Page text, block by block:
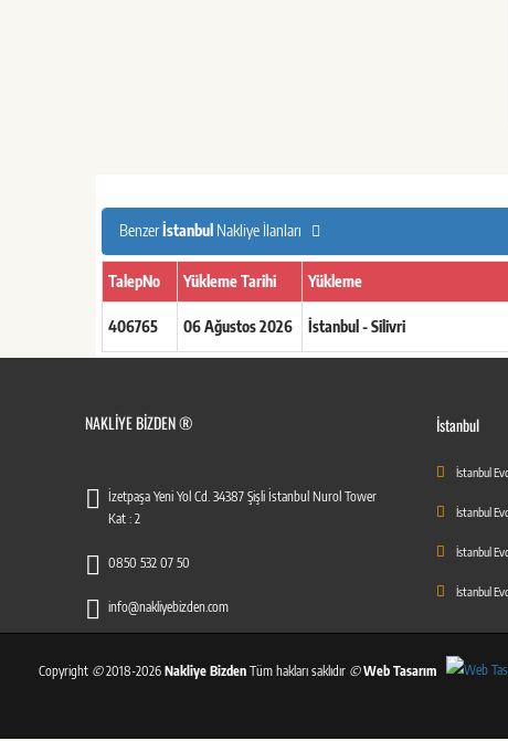
Benzerİstanbul Nakliye İlanları
TalepNo Yükleme Tarihi Yükleme
406765 06 Ağustos 2026 İstanbul - Silivri
NAKLIYE BIZDEN ®
İzetpaşa Yeni Yol Cd. 34387 Şişli İstanbul Nurol Tower
Kat : 2
0850 532 07 50
info@nakliyebizden.com
İstanbul
İstanbul
İstanbul
İstanbul
İstanbul
Copyright ©2018-2026 Nakliye Bizden Tüm hakları saklıdır © Web Tasarım